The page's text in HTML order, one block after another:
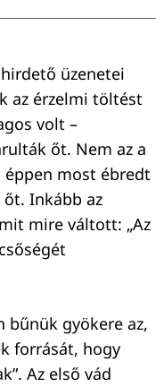
üzenetei
az érzelmi töltést
volt –
őt. Nem az a
most ébredt
őt. Inkább az
mire váltott: „Az
bűnük gyökere az,
forrását, hogy
Az első vád